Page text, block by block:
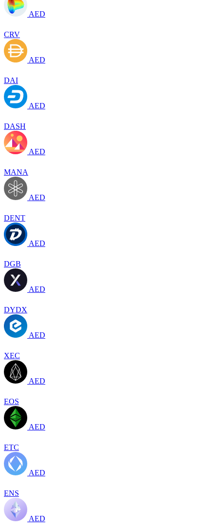
AED
CRV
AED
DAI
AED
DASH
AED
MANA
AED
DENT
AED
DGB
AED
DYDX
AED
XEC
AED
EOS
AED
ETC
AED
ENS
AED